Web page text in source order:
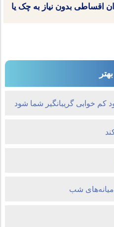
اقساطی بدون نیاز به چک یا
خوابی گریبانگیر شما شود